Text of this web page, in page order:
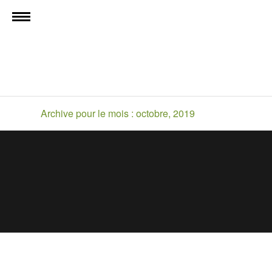
Archive pour le mois : octobre, 2019